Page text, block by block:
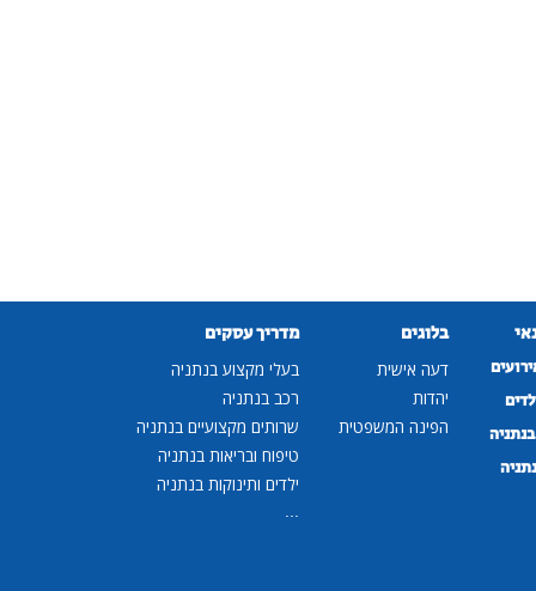
בלוגים
דעה אישית
יהדות
הפינה המשפטית
מדריך עסקים
בעלי מקצוע בנתניה
רכב בנתניה
שרותים מקצועיים בנתניה
טיפוח ובריאות בנתניה
ילדים ותינוקות בנתניה